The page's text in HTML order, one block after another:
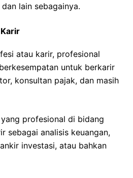
lain sebagainya.
atau karir, profesional
untuk berkarir
konsultan pajak, dan masih
profesional di bidang
sebagai analisis keuangan,
investasi, atau bahkan